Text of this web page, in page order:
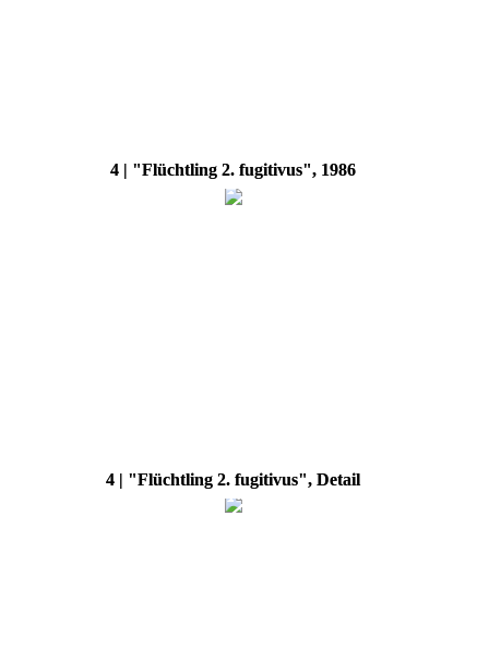
4 | "Flüchtling 2. fugitivus", 1986
4 | "Flüchtling 2. fugitivus", Detail